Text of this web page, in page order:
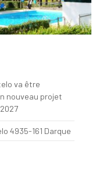
va être
nouveau projet
4935-161 Darque